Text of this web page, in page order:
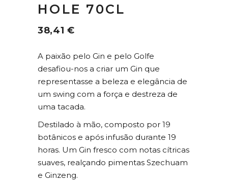
HOLE 70CL
38,41€
A paixão pelo Gin e pelo Golfe
desafiou-nos a criar um Gin que
representasse a beleza e elegância de
um swing com a força e destreza de
uma tacada.
Destilado à mão, composto por 19
botânicos e após infusão durante 19
horas. Um Gin fresco com notas cítricas
suaves, realçando pimentas Szechuam
e Ginzeng.